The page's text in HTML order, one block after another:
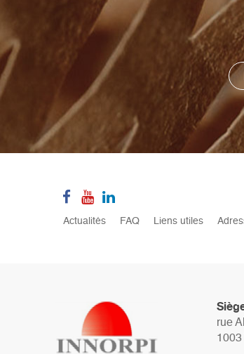
Pied
Actualités FAQ Liens utiles
rue